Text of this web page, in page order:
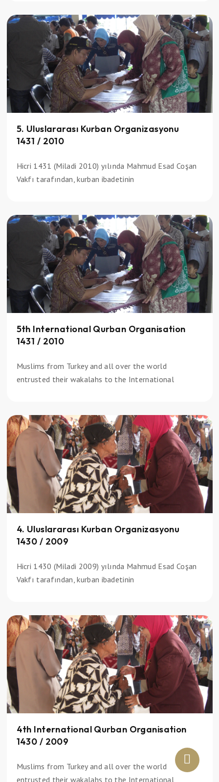
5. Uluslararası Kurban Organizasyonu
1431 / 2010
Hicri 1431 (Miladi 2010) yılında Mahmud Esad Coşan
Vakfı tarafından, kurban ibadetinin
5th International Qurban Organisation
1431 / 2010
Muslims from Turkey and all over the world
entrusted their wakalahs to the International
4. Uluslararası Kurban Organizasyonu
1430 / 2009
Hicri 1430 (Miladi 2009) yılında Mahmud Esad Coşan
Vakfı tarafından, kurban ibadetinin
4th International Qurban Organisation
1430 / 2009
Muslims from Turkey and all over the world
entrusted their wakalahs to the International